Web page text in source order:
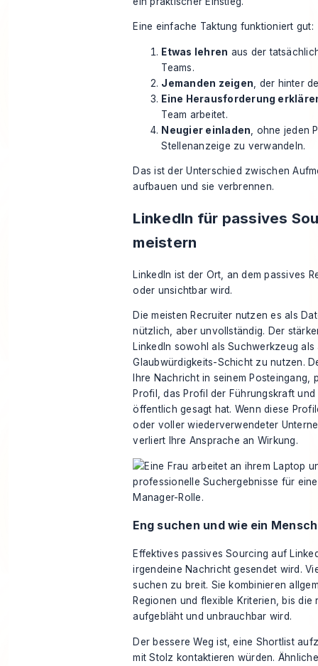
Eine einfache Taktung funktioniert gut:
Etwas lehren aus der
Teams.
Jemanden zeigen , der hinter
Eine Herausforderung
Team arbeitet.
Neugier einladen , ohne jeden
Stellenanzeige zu verwandeln.
Das ist der Unterschied zwischen
aufbauen und sie verbrennen.
LinkedIn für passives
meistern
LinkedIn ist der Ort, an dem passives
oder unsichtbar wird.
Die meisten Recruiter nutzen es als
nützlich, aber unvollständig. Der
LinkedIn sowohl als Suchwerkzeug als
Glaubwürdigkeits-Schicht zu nutzen.
Ihre Nachricht in seinem Posteingang,
Profil, das Profil der Führungskraft und
öffentlich gesagt hat. Wenn diese
oder voller wiederverwendeter
verliert Ihre Ansprache an Wirkung.
Eng suchen und wie ein
Effektives passives Sourcing auf
irgendeine Nachricht gesendet wird.
suchen zu breit. Sie kombinieren
Regionen und flexible Kriterien, bis die
aufgebläht und unbrauchbar wird.
Der bessere Weg ist, eine Shortlist
mit Stolz kontaktieren würden.